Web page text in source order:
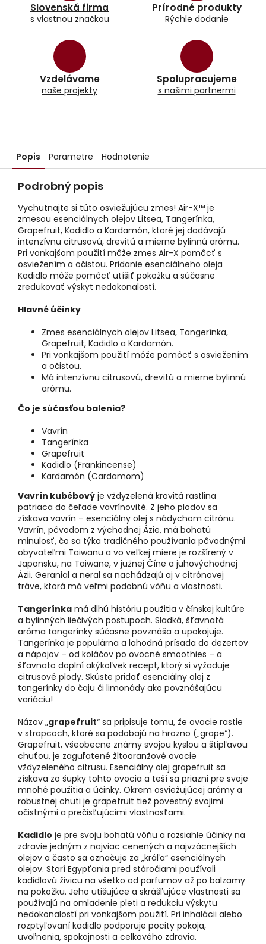
Slovenská firma
s vlastnou značkou
Prírodné produkty
Rýchle dodanie
Vzdelávame
naše projekty
Spolupracujeme
s našimi partnermi
Popis Parametre Hodnotenie
Podrobný popis
Vychutnajte si túto osviežujúcu zmes! Air-X™ je
zmesou esenciálnych olejov Litsea, Tangerínka,
Grapefruit, Kadidlo a Kardamón, ktoré jej dodávajú
intenzívnu citrusovú, drevitú a mierne bylinnú arómu.
Pri vonkajšom použití môže zmes Air-X pomôcť s
osviežením a očistou. Pridanie esenciálneho oleja
Kadidlo môže pomôcť utíšiť pokožku a súčasne
zredukovať výskyt nedokonalostí.
Hlavné účinky
Zmes esenciálnych olejov Litsea, Tangerínka,
Grapefruit, Kadidlo a Kardamón.
Pri vonkajšom použití môže pomôcť s osviežením
a očistou.
Má intenzívnu citrusovú, drevitú a mierne bylinnú
arómu.
Čo je súčasťou balenia?
Vavrín
Tangerínka
Grapefruit
Kadidlo (Frankincense)
Kardamón (Cardamom)
Vavrín kubébový je vždyzelená krovitá rastlina
patriaca do čeľade vavrínovité. Z jeho plodov sa
získava vavrín – esenciálny olej s nádychom citrónu.
Vavrín, pôvodom z východnej Ázie, má bohatú
minulosť, čo sa týka tradičného používania pôvodnými
obyvateľmi Taiwanu a vo veľkej miere je rozšírený v
Japonsku, na Taiwane, v južnej Číne a juhovýchodnej
Ázii. Geranial a neral sa nachádzajú aj v citrónovej
tráve, ktorá má veľmi podobnú vôňu a vlastnosti.
Tangerínka má dlhú históriu použitia v čínskej kultúre
a bylinných liečivých postupoch. Sladká, šťavnatá
aróma tangerínky súčasne povznáša a upokojuje.
Tangerínka je populárna a lahodná prísada do dezertov
a nápojov – od koláčov po ovocné smoothies – a
šťavnato doplní akýkoľvek recept, ktorý si vyžaduje
citrusové plody. Skúste pridať esenciálny olej z
tangerínky do čaju či limonády ako povznášajúcu
variáciu!
Názov „grapefruit“ sa pripisuje tomu, že ovocie rastie
v strapcoch, ktoré sa podobajú na hrozno („grape“).
Grapefruit, všeobecne známy svojou kyslou a štipľavou
chuťou, je zaguľatené žltooranžové ovocie
vždyzeleného citrusu. Esenciálny olej grapefruit sa
získava zo šupky tohto ovocia a teší sa priazni pre svoje
mnohé použitia a účinky. Okrem osviežujúcej arómy a
robustnej chuti je grapefruit tiež povestný svojimi
očistnými a prečisťujúcimi vlastnosťami.
Kadidlo je pre svoju bohatú vôňu a rozsiahle účinky na
zdravie jedným z najviac cenených a najvzácnejších
olejov a často sa označuje za „kráľa“ esenciálnych
olejov. Starí Egypťania pred stáročiami používali
kadidlovú živicu na všetko od parfumov až po balzamy
na pokožku. Jeho utišujúce a skrášľujúce vlastnosti sa
používajú na omladenie pleti a redukciu výskytu
nedokonalostí pri vonkajšom použití. Pri inhalácii alebo
rozptyľovaní kadidlo podporuje pocity pokoja,
uvoľnenia, spokojnosti a celkového zdravia.